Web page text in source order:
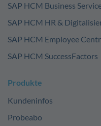
SAP HCM Business
SAP HCM HR &
SAP HCM Employee
SAP HCM SuccessFactors
Produkte
Kundeninfos
Probeabo